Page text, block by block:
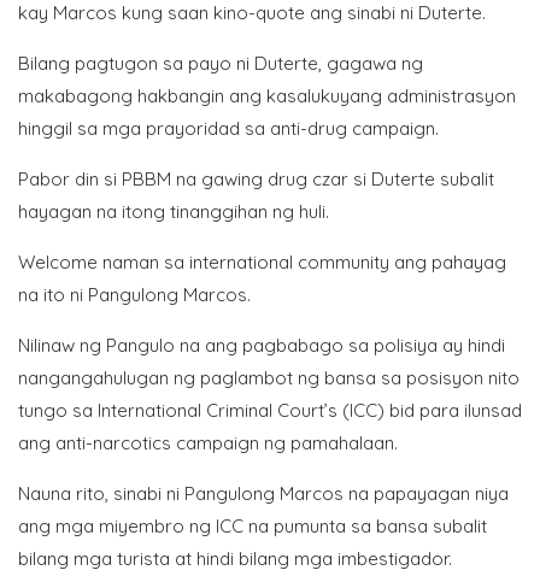
kay Marcos kung saan kino-quote ang sinabi ni Duterte.
Bilang pagtugon sa payo ni Duterte, gagawa ng
makabagong hakbangin ang kasalukuyang administrasyon
hinggil sa mga prayoridad sa anti-drug campaign.
Pabor din si PBBM na gawing drug czar si Duterte subalit
hayagan na itong tinanggihan ng huli.
Welcome naman sa international community ang pahayag
na ito ni Pangulong Marcos.
Nilinaw ng Pangulo na ang pagbabago sa polisiya ay hindi
nangangahulugan ng paglambot ng bansa sa posisyon nito
tungo sa International Criminal Court’s (ICC) bid para ilunsad
ang anti-narcotics campaign ng pamahalaan.
Nauna rito, sinabi ni Pangulong Marcos na papayagan niya
ang mga miyembro ng ICC na pumunta sa bansa subalit
bilang mga turista at hindi bilang mga imbestigador.